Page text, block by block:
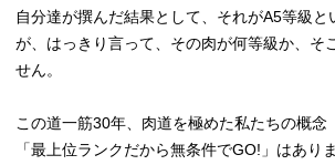
自分達が撰んだ結果として、それがA5等級と
が、はっきり言って、その肉が何等級か、そ
せん。
この道一筋30年、肉道を極めた私たちの概念
「最上位ランクだから無条件でGO!」はあり